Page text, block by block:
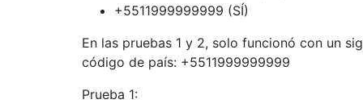
+5511999999999 (SÍ)
En las pruebas 1 y 2, solo funcionó con un
código de país: +5511999999999
Prueba 1: